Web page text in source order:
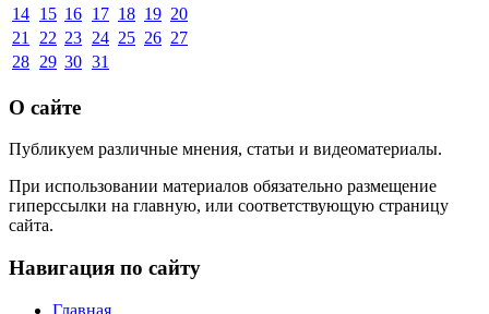
14 15 16 17 18 19 20
21
22 23 24 25 26 27
28 29 30 31
О сайте
Публикуем различные мнения, статьи и видеоматериалы.
При использовании материалов обязательно размещение
гиперссылки на главную, или соответствующую страницу
сайта.
Навигация по сайту
Главная